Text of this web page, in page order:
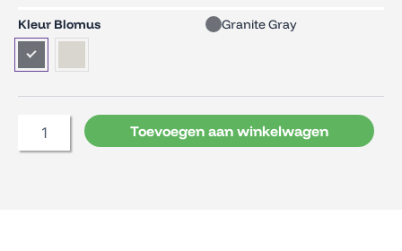
Kleur Blomus Granite Gray
Blomus
YUA
Bank
aantal
Toevoegen aan winkelwagen